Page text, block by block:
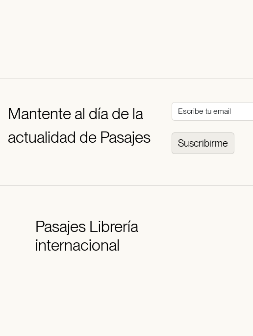
Mantente al día de la
actualidad de Pasajes
Suscribirme
PasajesLibrería
internacional